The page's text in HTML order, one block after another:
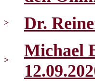
> Dr.
>
Michael